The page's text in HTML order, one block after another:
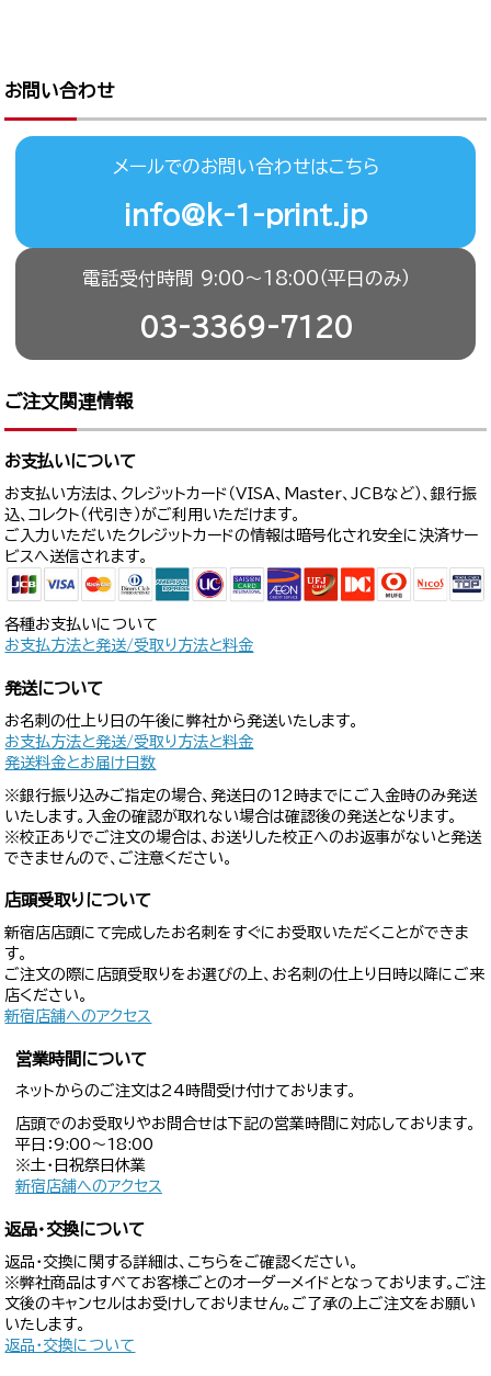
お問い合わせ
メールでのお問い合わせはこちら
info@k-1-print.jp
電話受付時間 9:00〜18:00（平日のみ）
03-3369-7120
ご注文関連情報
お支払いについて
お支払い方法は、クレジットカード（VISA、Master、JCBなど）、銀行振
込、コレクト（代引き）がご利用いただけます。
ご入力いただいたクレジットカードの情報は暗号化され安全に決済サー
ビスへ送信されます。
各種お支払いについて
お支払方法と発送/受取り方法と料金
発送について
お名刺の仕上り日の午後に弊社から発送いたします。
お支払方法と発送/受取り方法と料金
発送料金とお届け日数
※銀行振り込みご指定の場合、発送日の12時までにご入金時のみ発送
いたします。入金の確認が取れない場合は確認後の発送となります。
※校正ありでご注文の場合は、お送りした校正へのお返事がないと発送
できませんので、ご注意ください。
店頭受取りについて
新宿店店頭にて完成したお名刺をすぐにお受取いただくことができま
す。
ご注文の際に店頭受取りをお選びの上、お名刺の仕上り日時以降にご来
店ください。
新宿店舗へのアクセス
営業時間について
ネットからのご注文は24時間受け付けております。
店頭でのお受取りやお問合せは下記の営業時間に対応しております。
平日：9:00〜18:00
※土・日祝祭日休業
新宿店舗へのアクセス
返品・交換について
返品・交換に関する詳細は、こちらをご確認ください。
※弊社商品はすべてお客様ごとのオーダーメイドとなっております。ご注
文後のキャンセルはお受けしておりません。ご了承の上ご注文をお願い
いたします。
返品・交換について